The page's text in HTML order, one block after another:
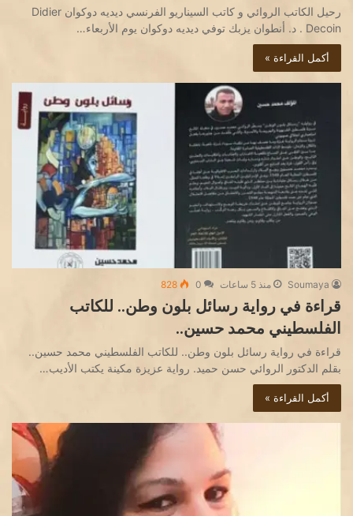
رحيل الكاتب الروائي و كاتب السيناريو الفرنسي ديديه دوكوان Didier
Decoin . د. أنطوان يزبك توفي ديديه دوكوان يوم الأربعاء…
أكمل القراءة »
Soumaya منذ 5 ساعات 0
828
قراءة في رواية رسائل بلون وطن.. للكاتب
الفلسطيني محمد حسين..
قراءة في رواية رسائل بلون وطن.. للكاتب الفلسطيني محمد حسين..
بقلم الدكتور الروائي حسن حميد. رواية عزيزة مكينة يكتب الأديب…
أكمل القراءة »